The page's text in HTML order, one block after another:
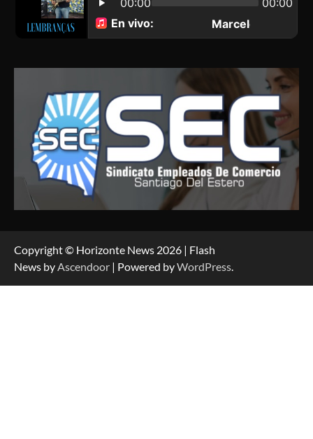
Copyright © Horizonte News 2026 | Flash
News byAscendoor | Powered byWordPress.